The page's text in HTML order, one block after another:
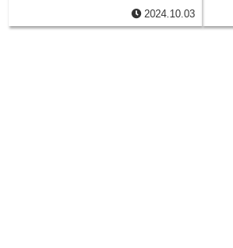
名では「ぶどう石」と呼ばれ、まるで本物
のぶどうのように、房状に結晶した原石が
2024.10.03
ぶ
特徴